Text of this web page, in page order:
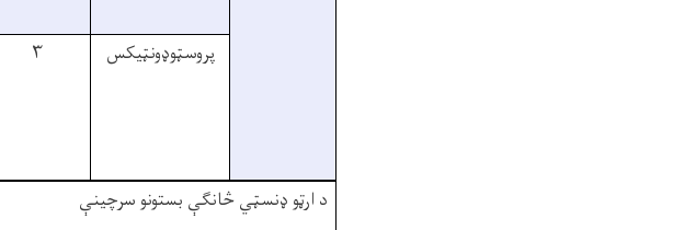
پروسټوډونټيکس ۳
د ارټو ډنسټي څانګې بستونو سرچينې